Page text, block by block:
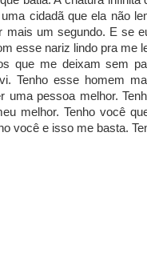
cidadã que ela não
mais um segundo. E se
esse nariz lindo pra me
que me deixam sem
Tenho esse homem
uma pessoa melhor.
melhor. Tenho você
você e isso me basta.